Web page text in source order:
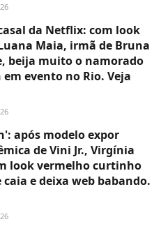
da Netflix: com look
Maia, irmã de Bruna
beija muito o namorado
em evento no Rio. Veja
após modelo expor
de Vini Jr., Virgínia
look vermelho curtinho
e deixa web babando.